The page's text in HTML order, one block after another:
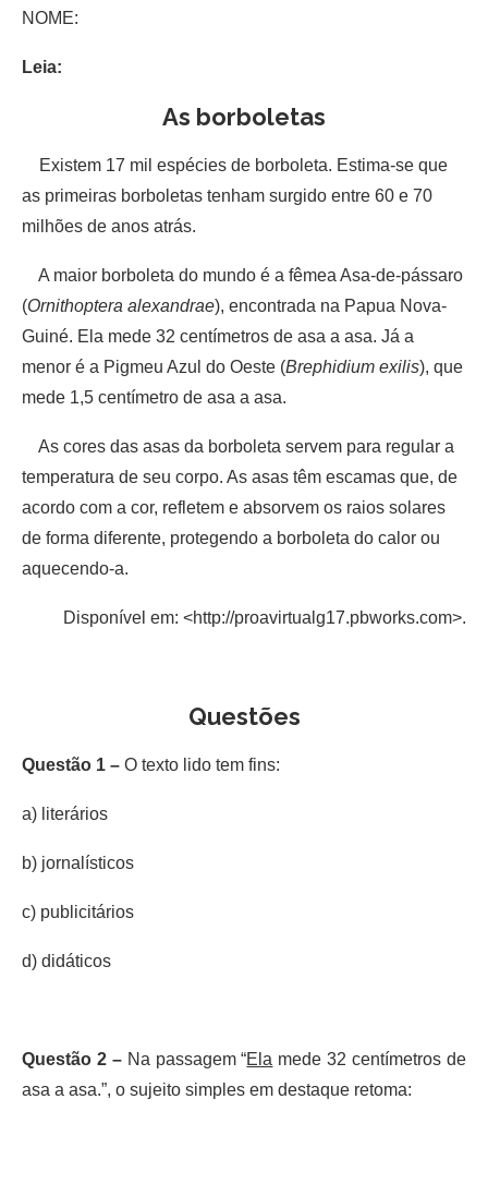
NOME:
Leia:
As borboletas
Existem 17 mil espécies de borboleta. Estima-se que
as primeiras borboletas tenham surgido entre 60 e 70
milhões de anos atrás.
A maior borboleta do mundo é a fêmea Asa-de-pássaro
(Ornithoptera alexandrae), encontrada na Papua Nova-
Guiné. Ela mede 32 centímetros de asa a asa. Já a
menor é a Pigmeu Azul do Oeste (Brephidium exilis), que
mede 1,5 centímetro de asa a asa.
As cores das asas da borboleta servem para regular a
temperatura de seu corpo. As asas têm escamas que, de
acordo com a cor, refletem e absorvem os raios solares
de forma diferente, protegendo a borboleta do calor ou
aquecendo-a.
Disponível em: <http://proavirtualg17.pbworks.com>.
Questões
Questão 1 – O texto lido tem fins:
a) literários
b) jornalísticos
c) publicitários
d) didáticos
Questão 2 –Na passagem “Ela mede 32 centímetros de
asa a asa.”, o sujeito simples em destaque retoma: